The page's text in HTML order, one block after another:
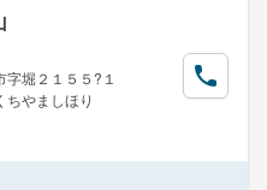
堀２１５５?１
ちやましほり